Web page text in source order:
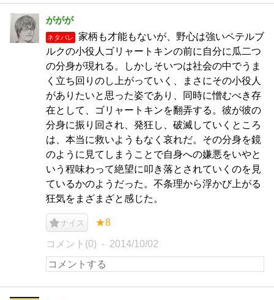
ががが
ネタバレ
家柄も才能もないが、野心は強いペテルブ
ルクの小役人ゴリャートキンの前に自分に瓜二つ
の分身が現れる。しかしそいつは社会の中でうま
く立ち回りのし上がっていく、まさにその小役人
がありたいと思った姿であり、同時に憎むべき存
在として、ゴリャートキンを翻弄する。彼が彼の
分身に振り回され、発狂し、破滅していくところ
は、本当に救いようもなく哀れだ。その分身を鏡
のように見てしまうことで自身への嫌悪をいやと
いう程味わって絶望に叩き落とされていくのを見
ているかのようだった。不条理から浮かび上がる
狂気をまざまざと感じた。
ナイス ★8
コメント(0) 2014/10/02